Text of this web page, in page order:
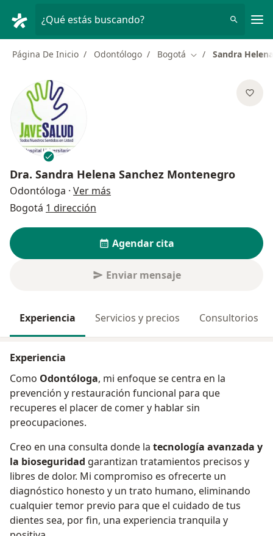
¿Qué estás buscando?
Página De Inicio Odontólogo Bogotá Cambiar de ciudad
Sandra
Dra. Sandra Helena Sanchez Montenegro
Odontóloga · Ver más
Bogotá 1 dirección
Agendar cita
Enviar mensaje
Experiencia Servicios y precios Consultorios
Experiencia
Como Odontóloga, mi enfoque se centra en la
prevención y restauración funcional para que
recuperes el placer de comer y hablar sin
preocupaciones.
Creo en una consulta donde la tecnología avanzada y
la bioseguridad garantizan tratamientos precisos y
libres de dolor. Mi compromiso es ofrecerte un
diagnóstico honesto y un trato humano, eliminando
cualquier temor previo para que el cuidado de tus
dientes sea, por fin, una experiencia tranquila y